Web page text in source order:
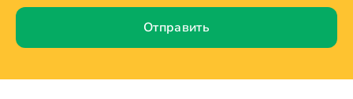
Отправить